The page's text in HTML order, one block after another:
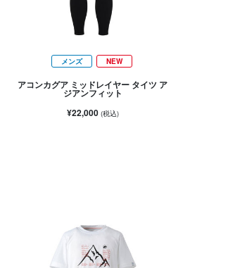
メンズ NEW
アコンカグア ミッドレイヤー タイツ ア
ジアンフィット
¥22,000 (税込)